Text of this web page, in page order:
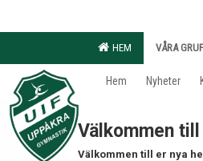
HEM VÅRA
Hem Nyheter
Välkommen
Välkommen till er nya